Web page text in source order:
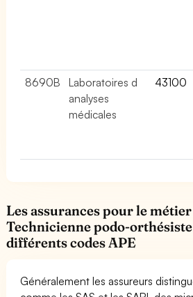
8690B
Laboratoires d
analyses
médicales
43100
Les assurances pour le
Technicienne podo-
différents codes APE
Généralement les assureurs